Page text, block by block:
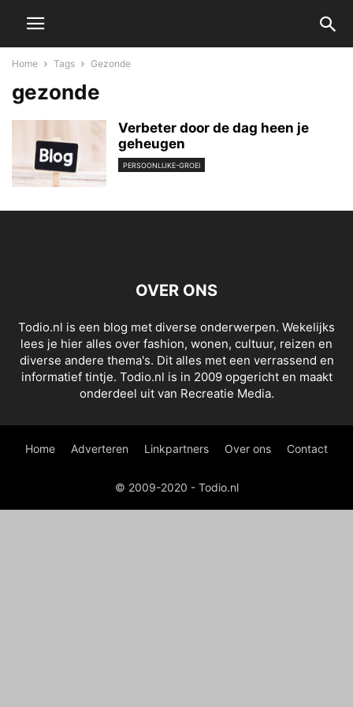
Home Tags Gezonde
gezonde
Verbeter door de dag heen je
geheugen
PERSOONLIJKE-GROEI
OVER ONS
Todio.nl is een blog met diverse onderwerpen. Wekelijks
lees je hier alles over fashion, wonen, cultuur, reizen en
diverse andere thema's. Dit alles met een verrassend en
informatief tintje. Todio.nl is in 2009 opgericht en maakt
onderdeel uit van Recreatie Media.
Home Adverteren Linkpartners Over ons Contact
© 2009-2020 - Todio.nl